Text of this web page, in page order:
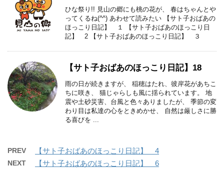
ひな祭り!! 見山の郷にも桃の花が、 春はちゃんとや
ってくるね(^^) あわせて読みたい 【サト子おばあの
ほっこり日記】 １ 【サト子おばあのほっこり日
記】 2 【サト子おばあのほっこり日記】 ３
【サト子おばあのほっこり日記】18
雨の日が続きますが、 稲穂はたれ、彼岸花があちこ
ちに咲き、 猫じゃらしも風に揺られています。 地
震や土砂災害、台風と色々ありましたが、 季節の変
わり目は私達の心をときめかせ、 自然は厳しさに勝
る喜びを ...
PREV 【サト子おばあのほっこり日記】 4
NEXT 【サト子おばあのほっこり日記】 6